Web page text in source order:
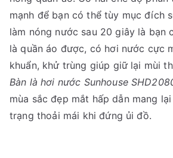
mạnh để bạn có thể tùy mục đích
làm nóng nước sau 20 giây là bạn
là quần áo được, có hơi nước cực
khuẩn, khử trùng giúp giữ lại mùi
Bàn là hơi nước Sunhouse
mùa sắc đẹp mắt hấp dẫn mang
trạng thoải mái khi đứng ủi đồ.